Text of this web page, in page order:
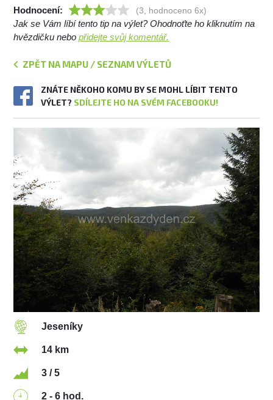
Hodnocení: (3, hodnoceno 6x)
Jak se Vám líbí tento tip na výlet? Ohodnoťte ho kliknutím na
hvězdičku nebopřidejte svůj komentář.
ZPĚT NA MAPU / SEZNAM VÝLETŮ
ZNÁTE NĚKOHO KOMU BY SE MOHL LÍBIT TENTO
VÝLET? SDÍLEJTE HO NA SVÉM FACEBOOKU!
Jeseníky
14 km
3 / 5
2 - 6 hod.